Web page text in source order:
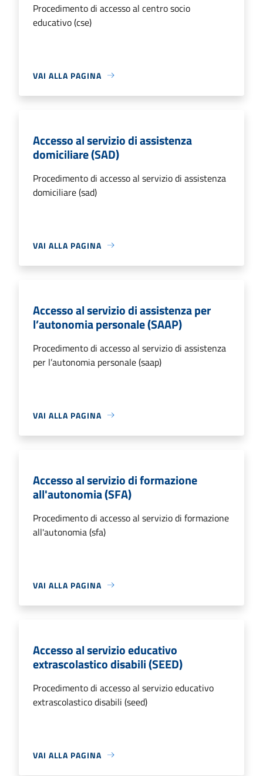
Procedimento di accesso al centro socio
educativo (cse)
VAI ALLA PAGINA
Accesso al servizio di assistenza
domiciliare (SAD)
Procedimento di accesso al servizio di assistenza
domiciliare (sad)
VAI ALLA PAGINA
Accesso al servizio di assistenza per
l’autonomia personale (SAAP)
Procedimento di accesso al servizio di assistenza
per l’autonomia personale (saap)
VAI ALLA PAGINA
Accesso al servizio di formazione
all'autonomia (SFA)
Procedimento di accesso al servizio di formazione
all'autonomia (sfa)
VAI ALLA PAGINA
Accesso al servizio educativo
extrascolastico disabili (SEED)
Procedimento di accesso al servizio educativo
extrascolastico disabili (seed)
VAI ALLA PAGINA